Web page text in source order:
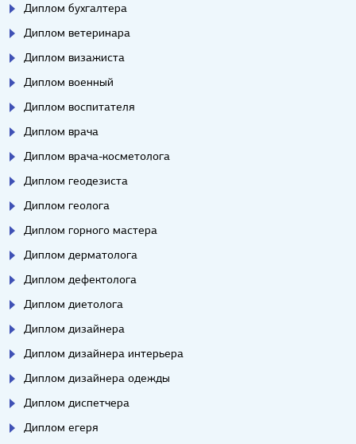
Диплом бухгалтера
Диплом ветеринара
Диплом визажиста
Диплом военный
Диплом воспитателя
Диплом врача
Диплом врача-косметолога
Диплом геодезиста
Диплом геолога
Диплом горного мастера
Диплом дерматолога
Диплом дефектолога
Диплом диетолога
Диплом дизайнера
Диплом дизайнера интерьера
Диплом дизайнера одежды
Диплом диспетчера
Диплом егеря